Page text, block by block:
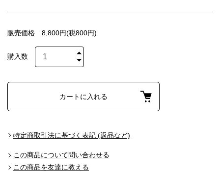
販売価格 8,800円(税800円)
購入数
カートに入れる
特定商取引法に基づく表記 (返品など)
この商品について問い合わせる
この商品を友達に教える